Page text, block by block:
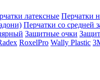
латексные Перчатки
Перчатки со средней
Защитные очки
RoxelPro Wally Plastic